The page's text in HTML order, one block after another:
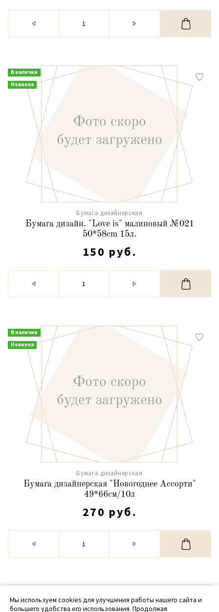
В наличии
Новинка
Бумага дизайнерская
Бумага дизайн. "Love is" малиновый №021
50*58cm 15л.
150 руб.
В наличии
Новинка
Бумага дизайнерская
Бумага дизайнерская "Новогоднее Ассорти"
49*66см/10л
270 руб.
© 2020 - 2026 SamPack
Мы используем cookies для улучшения работы нашего сайта и
большего удобства его использования. Продолжая